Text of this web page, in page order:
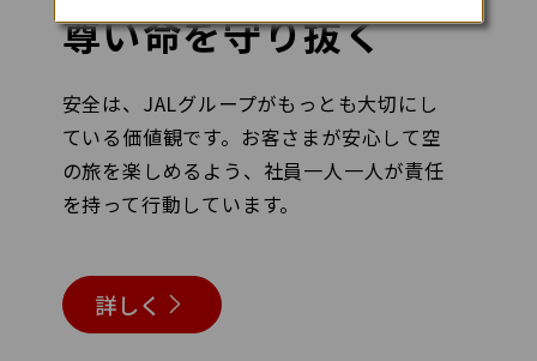
尊い命を守り抜く
安全は、JALグループがもっとも大切にし
ている価値観です。お客さまが安心して空
の旅を楽しめるよう、社員一人一人が責任
を持って行動しています。
詳しく